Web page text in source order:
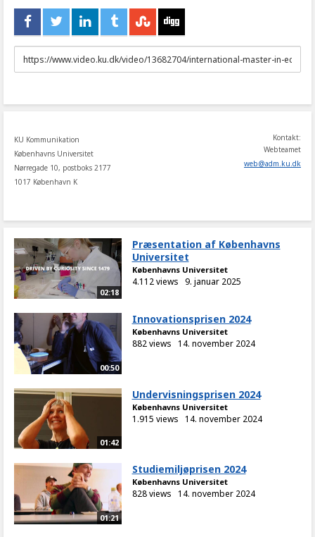
URL
to
KU Kommunikation
Københavns Universitet
Nørregade 10, postboks 2177
1017 København K
Kontakt:
Webteamet
web@adm.ku.dk
02:18
Præsentation af Københavns
Universitet
Københavns Universitet
4.112 views 9. januar 2025
00:50
Innovationsprisen 2024
Københavns Universitet
882 views 14. november 2024
01:42
Undervisningsprisen 2024
Københavns Universitet
1.915 views 14. november 2024
01:21
Studiemiljøprisen 2024
Københavns Universitet
828 views 14. november 2024